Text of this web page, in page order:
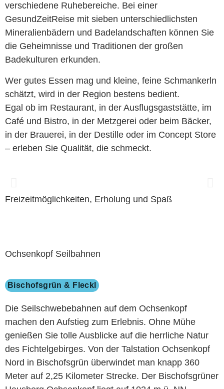
verschiedene Ruhebereiche. Bei einer
GesundZeitReise mit sieben unterschiedlichsten
Mineralienbädern und Badelandschaften können Sie
die Geheimnisse und Traditionen der großen
Badekulturen erkunden.
Wer gutes Essen mag und kleine, feine Schmankerln
schätzt, wird in der Region bestens bedient.
Egal ob im Restaurant, in der Ausflugsgaststätte, im
Café und Bistro, in der Metzgerei oder beim Bäcker,
in der Brauerei, in der Destille oder im Concept Store
– erleben Sie Qualität, die schmeckt.
Freizeitmöglichkeiten, Erholung und Spaß
Ochsenkopf Seilbahnen
Bischofsgrün & Fleckl
Die Seilschwebebahnen auf dem Ochsenkopf
machen den Aufstieg zum Erlebnis. Ohne Mühe
genießen Sie tolle Ausblicke auf die herrliche Natur
des Fichtelgebirges. Von der Talstation Ochsenkopf
Nord in Bischofsgrün überwindet man knapp 360
Meter auf 2,25 Kilometer Strecke. Der Bischofsgrüner